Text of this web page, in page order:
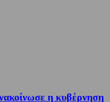
η κυβέρνηση